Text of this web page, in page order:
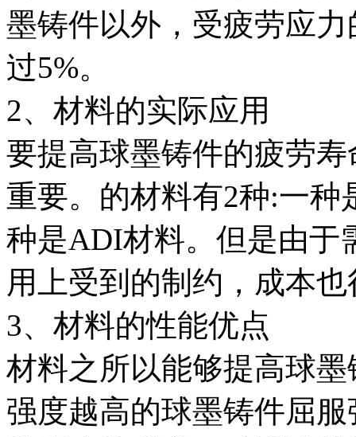
墨铸件以外，受疲劳应
过5%。
2、材料的实际应用
要提高球墨铸件的疲劳
重要。的材料有2种:一
种是ADI材料。但是由于
用上受到的制约，成本
3、材料的性能优点
材料之所以能够提高球
强度越高的球墨铸件屈